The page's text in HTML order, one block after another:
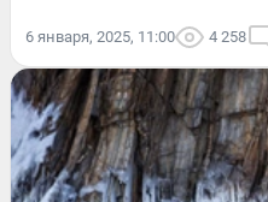
6 января, 2025, 11:00 4 258